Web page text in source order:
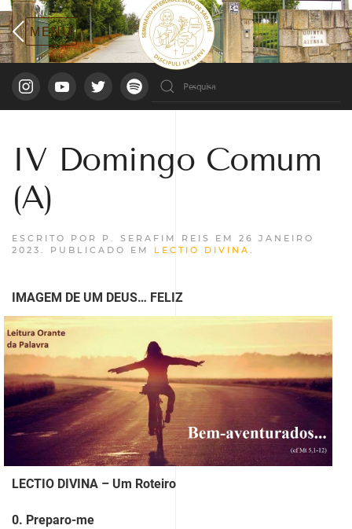
IV Domingo Comum
(A)
ESCRITO POR P. SERAFIM REIS EM 26 JANEIRO
2023 . PUBLICADO EM LECTIO DIVINA .
IMAGEM DE UM DEUS… FELIZ
LECTIO DIVINA – Um Roteiro
0. Preparo-me